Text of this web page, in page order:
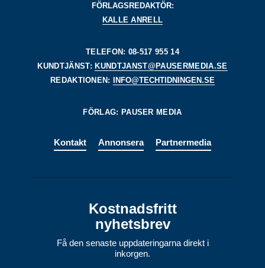
FÖRLAGSREDAKTÖR:
KALLE ANRELL
TELEFON: 08-517 955 14
KUNDTJÄNST: KUNDTJANST@PAUSERMEDIA.SE
REDAKTIONEN:
INFO@TECHTIDNINGEN.SE
FÖRLAG: PAUSER MEDIA
Kontakt Annonsera Partnermedia
Kostnadsfritt
nyhetsbrev
Få den senaste uppdateringarna direkt i
inkorgen.